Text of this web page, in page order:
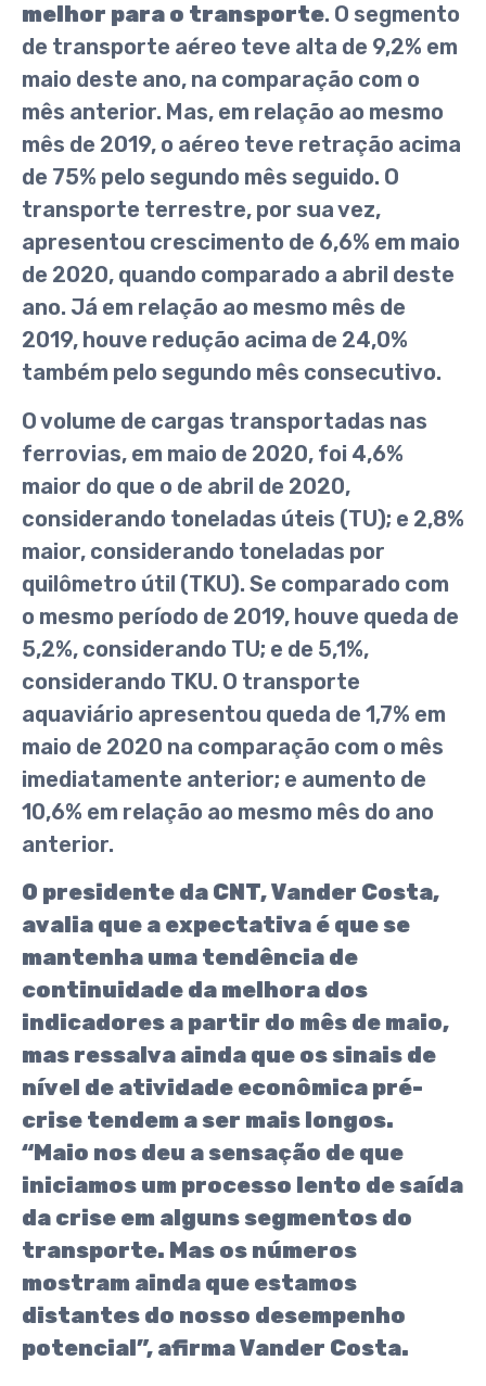
melhor para o transporte. O segmento
de transporte aéreo teve alta de 9,2% em
maio deste ano, na comparação com o
mês anterior. Mas, em relação ao mesmo
mês de 2019, o aéreo teve retração acima
de 75% pelo segundo mês seguido. O
transporte terrestre, por sua vez,
apresentou crescimento de 6,6% em maio
de 2020, quando comparado a abril deste
ano. Já em relação ao mesmo mês de
2019, houve redução acima de 24,0%
também pelo segundo mês consecutivo.
O volume de cargas transportadas nas
ferrovias, em maio de 2020, foi 4,6%
maior do que o de abril de 2020,
considerando toneladas úteis (TU); e 2,8%
maior, considerando toneladas por
quilômetro útil (TKU). Se comparado com
o mesmo período de 2019, houve queda de
5,2%, considerando TU; e de 5,1%,
considerando TKU. O transporte
aquaviário apresentou queda de 1,7% em
maio de 2020 na comparação com o mês
imediatamente anterior; e aumento de
10,6% em relação ao mesmo mês do ano
anterior.
O presidente da CNT, Vander Costa,
avalia que a expectativa é que se
mantenha uma tendência de
continuidade da melhora dos
indicadores a partir do mês de maio,
mas ressalva ainda que os sinais de
nível de atividade econômica pré-
crise tendem a ser mais longos.
“Maio nos deu a sensação de que
iniciamos um processo lento de saída
da crise em alguns segmentos do
transporte. Mas os números
mostram ainda que estamos
distantes do nosso desempenho
potencial”, afirma Vander Costa.